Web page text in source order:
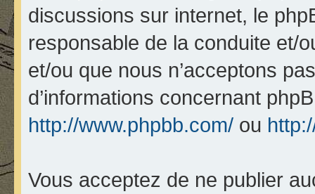
discussions sur internet, le
responsable de la conduite et/
et/ou que nous n’acceptons
d’informations concernant
http://www.phpbb.com/ ou
Vous acceptez de ne publier